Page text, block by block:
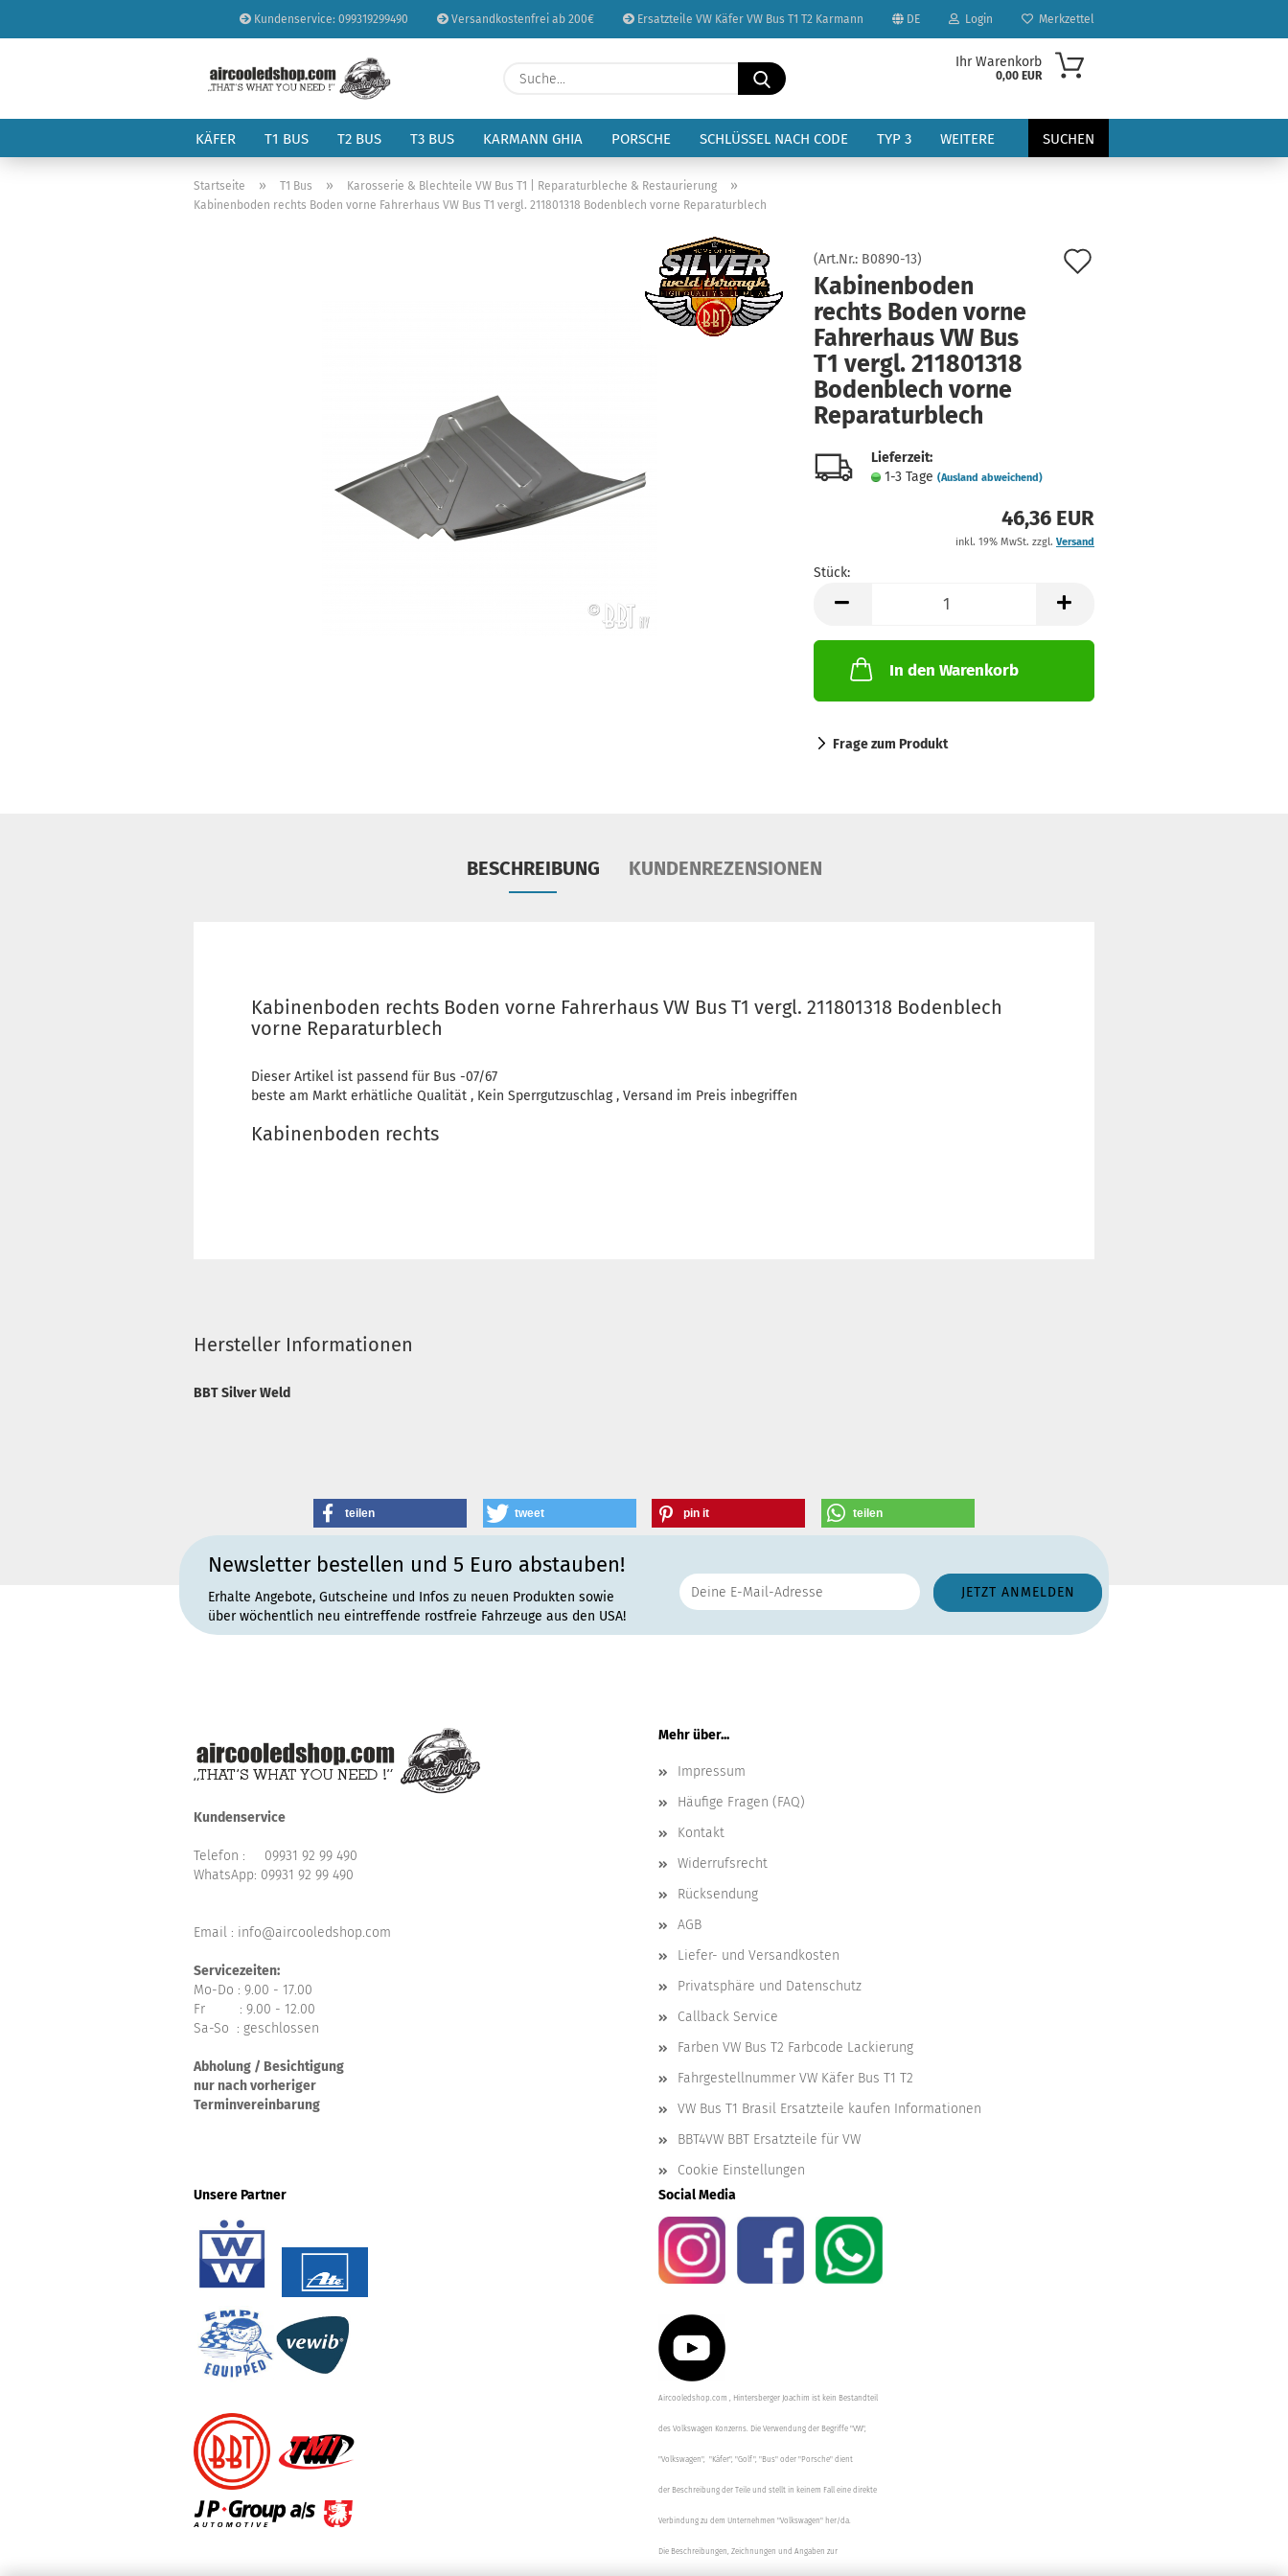
Kundenservice: 099319299490 Versandkostenfrei ab 200€ Ersatzteile VW Käfer VW Bus T1 T2 Karmann DE
Sprache auswählen
Lieferland
Login
Konto erstellen
Passwort vergessen?
Merkzettel
Suche...
Ihr Warenkorb
0,00 EUR
KÄFER T1 BUS T2 BUS T3 BUS KARMANN GHIA PORSCHE SCHLÜSSEL NACH CODE TYP 3 SUCHEN
WEITERE
Startseite » T1 Bus » Karosserie & Blechteile VW Bus T1 | Reparaturbleche & Restaurierung »
Kabinenboden rechts Boden vorne Fahrerhaus VW Bus T1 vergl. 211801318 Bodenblech vorne Reparaturblech
(Art.Nr.: B0890-13)
Kabinenboden
rechts Boden vorne
Fahrerhaus VW Bus
T1 vergl. 211801318
Bodenblech vorne
Reparaturblech
Lieferzeit:
1-3 Tage (Ausland abweichend)
46,36 EUR
inkl. 19% MwSt. zzgl. Versand
Stück:
Stück
In den Warenkorb
Frage zum Produkt
BESCHREIBUNG KUNDENREZENSIONEN
Kabinenboden rechts Boden vorne Fahrerhaus VW Bus T1 vergl. 211801318 Bodenblech
vorne Reparaturblech
Dieser Artikel ist passend für Bus -07/67
beste am Markt erhätliche Qualität , Kein Sperrgutzuschlag , Versand im Preis inbegriffen
Kabinenboden rechts
Hersteller Informationen
BBT Silver Weld
teilen tweet pin it teilen
Newsletter bestellen und 5 Euro abstauben!
Erhalte Angebote, Gutscheine und Infos zu neuen Produkten sowie
über wöchentlich neu eintreffende rostfreie Fahrzeuge aus den USA!
Kundenservice
Telefon : 09931 92 99 490
WhatsApp: 09931 92 99 490
Email : info@aircooledshop.com
Servicezeiten:
Mo-Do : 9.00 - 17.00
Fr : 9.00 - 12.00
Sa-So : geschlossen
Abholung / Besichtigung
nur nach vorheriger
Terminvereinbarung
Mehr über...
Impressum
Häufige Fragen (FAQ)
Kontakt
Widerrufsrecht
Rücksendung
AGB
Liefer- und Versandkosten
Privatsphäre und Datenschutz
Callback Service
Farben VW Bus T2 Farbcode Lackierung
Fahrgestellnummer VW Käfer Bus T1 T2
VW Bus T1 Brasil Ersatzteile kaufen Informationen
BBT4VW BBT Ersatzteile für VW
Cookie Einstellungen
Unsere Partner
Social Media
Aircooledshop.com , Hintersberger Joachim ist kein Bestandteil
des Volkswagen Konzerns. Die Verwendung der Begriffe "VW",
"Volkswagen", "Käfer", "Golf", "Bus" oder "Porsche" dient
der Beschreibung der Teile und stellt in keinem Fall eine direkte
Verbindung zu dem Unternehmen "Volkswagen" her/da.
Die Beschreibungen, Zeichnungen und Angaben zur